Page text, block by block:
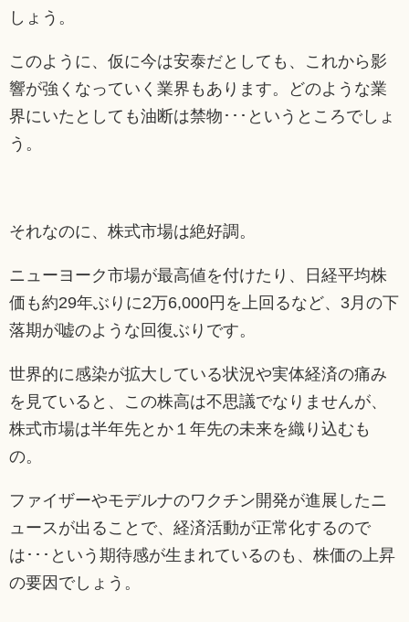
しょう。
このように、仮に今は安泰だとしても、これから影
響が強くなっていく業界もあります。どのような業
界にいたとしても油断は禁物･･･というところでしょ
う。
それなのに、株式市場は絶好調。
ニューヨーク市場が最高値を付けたり、日経平均株
価も約29年ぶりに2万6,000円を上回るなど、3月の下
落期が嘘のような回復ぶりです。
世界的に感染が拡大している状況や実体経済の痛み
を見ていると、この株高は不思議でなりませんが、
株式市場は半年先とか１年先の未来を織り込むも
の。
ファイザーやモデルナのワクチン開発が進展したニ
ュースが出ることで、経済活動が正常化するので
は･･･という期待感が生まれているのも、株価の上昇
の要因でしょう。